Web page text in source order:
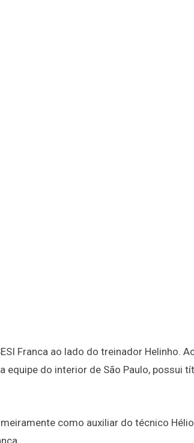
Franca ao lado do treinador Helinho.
equipe do interior de São Paulo, possui
como auxiliar do técnico Hélio